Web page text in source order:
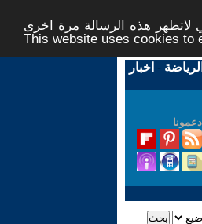
هذه الرسالة مرة اخرى -
This website uses cookies to
- اخبار